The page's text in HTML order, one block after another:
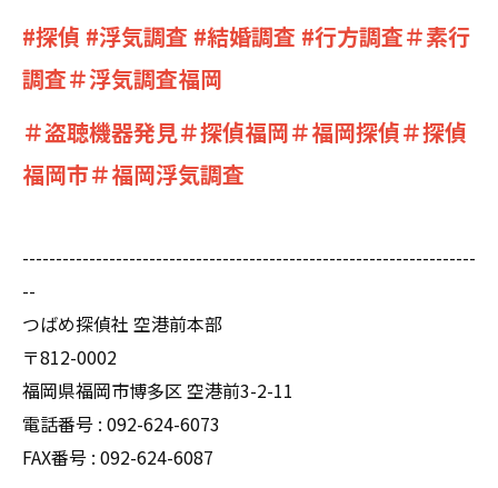
#探偵 #浮気調査 #結婚調査 #行方調査＃素行
調査＃浮気調査福岡
＃盗聴機器発見＃探偵福岡＃福岡探偵＃探偵
福岡市＃福岡浮気調査
--------------------------------------------------------------------
--
つばめ探偵社 空港前本部
〒812-0002
福岡県福岡市博多区 空港前3-2-11
電話番号 : 092-624-6073
FAX番号 : 092-624-6087